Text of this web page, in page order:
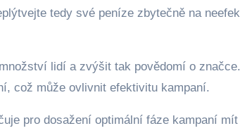
tedy své peníze zbytečně na
lidí a zvýšit tak povědomí o
což může ovlivnit efektivitu kampaní.
pro dosažení optimální fáze kampaní